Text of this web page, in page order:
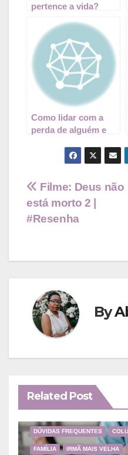
pertence a vida?
Como lidar com a
perda de alguém e
Navegação
de
Filme: Deus não
está morto 2 |
#Resenha
By
Related Post
DÚVIDAS FREQUENTES
FAMÍLIA IRMÃ MAIS VELHA